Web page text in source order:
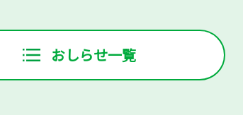
おしらせ一覧